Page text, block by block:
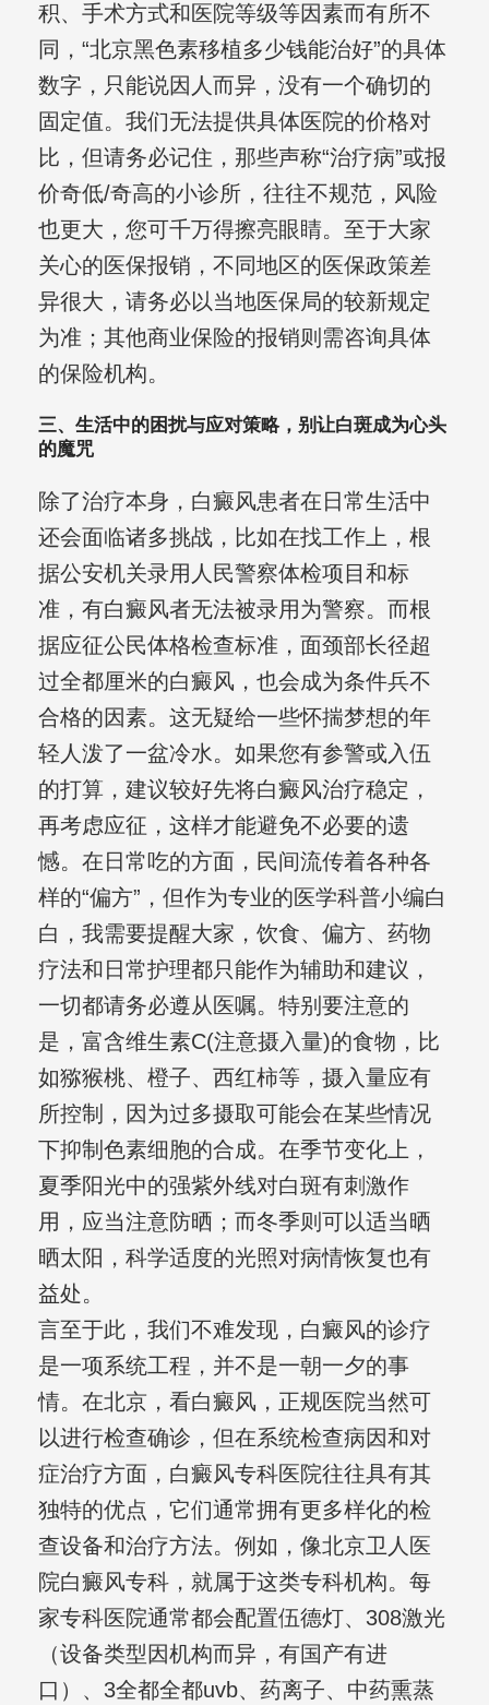
积、手术方式和医院等级等因素而有所不
同，“北京黑色素移植多少钱能治好”的具体
数字，只能说因人而异，没有一个确切的
固定值。我们无法提供具体医院的价格对
比，但请务必记住，那些声称“治疗病”或报
价奇低/奇高的小诊所，往往不规范，风险
也更大，您可千万得擦亮眼睛。至于大家
关心的医保报销，不同地区的医保政策差
异很大，请务必以当地医保局的较新规定
为准；其他商业保险的报销则需咨询具体
的保险机构。
三、生活中的困扰与应对策略，别让白斑成为心头
的魔咒
除了治疗本身，白癜风患者在日常生活中
还会面临诸多挑战，比如在找工作上，根
据公安机关录用人民警察体检项目和标
准，有白癜风者无法被录用为警察。而根
据应征公民体格检查标准，面颈部长径超
过全都厘米的白癜风，也会成为条件兵不
合格的因素。这无疑给一些怀揣梦想的年
轻人泼了一盆冷水。如果您有参警或入伍
的打算，建议较好先将白癜风治疗稳定，
再考虑应征，这样才能避免不必要的遗
憾。在日常吃的方面，民间流传着各种各
样的“偏方”，但作为专业的医学科普小编白
白，我需要提醒大家，饮食、偏方、药物
疗法和日常护理都只能作为辅助和建议，
一切都请务必遵从医嘱。特别要注意的
是，富含维生素C(注意摄入量)的食物，比
如猕猴桃、橙子、西红柿等，摄入量应有
所控制，因为过多摄取可能会在某些情况
下抑制色素细胞的合成。在季节变化上，
夏季阳光中的强紫外线对白斑有刺激作
用，应当注意防晒；而冬季则可以适当晒
晒太阳，科学适度的光照对病情恢复也有
益处。
言至于此，我们不难发现，白癜风的诊疗
是一项系统工程，并不是一朝一夕的事
情。在北京，看白癜风，正规医院当然可
以进行检查确诊，但在系统检查病因和对
症治疗方面，白癜风专科医院往往具有其
独特的优点，它们通常拥有更多样化的检
查设备和治疗方法。例如，像北京卫人医
院白癜风专科，就属于这类专科机构。每
家专科医院通常都会配置伍德灯、308激光
（设备类型因机构而异，有国产有进
口）、3全都全都uvb、药离子、中药熏蒸